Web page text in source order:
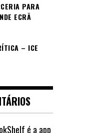
PARA
ECRÃ
– ICE
é a app